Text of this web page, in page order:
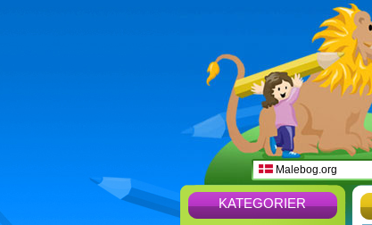
Malebog.org
KATEGORIER